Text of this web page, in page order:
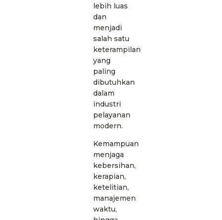
lebih luas
dan
menjadi
salah satu
keterampilan
yang
paling
dibutuhkan
dalam
industri
pelayanan
modern.
Kemampuan
menjaga
kebersihan,
kerapian,
ketelitian,
manajemen
waktu,